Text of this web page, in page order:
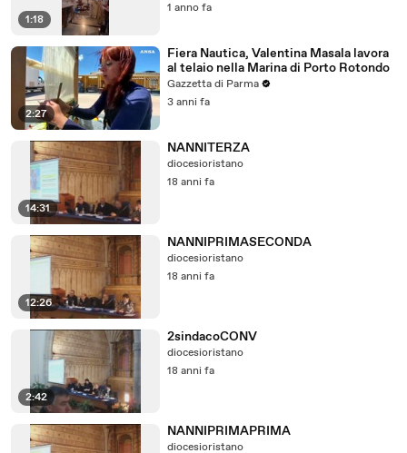
1:18
1 anno fa
2:27
Fiera Nautica, Valentina Masala lavora
al telaio nella Marina di Porto Rotondo
Gazzetta di Parma
3 anni fa
14:31
NANNITERZA
diocesioristano
18 anni fa
12:26
NANNIPRIMASECONDA
diocesioristano
18 anni fa
2:42
2sindacoCONV
diocesioristano
18 anni fa
NANNIPRIMAPRIMA
diocesioristano